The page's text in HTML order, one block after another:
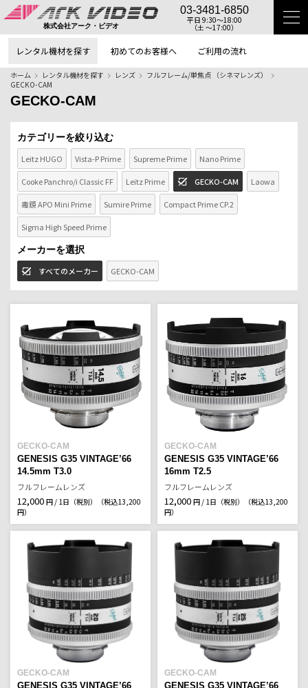
株式会社アーク・ビデオ
03-3481-6850
平日 9:30〜18:00
（土 〜17:00）
レンタル機材を探す 初めてのお客様へ ご利用の流れ
ホーム レンタル機材を探す レンズ
フルフレーム/単焦点 （シネマレンズ）
GECKO-CAM
GECKO-CAM
カテゴリーを絞り込む
Leitz HUGO
Vista-P Prime Supreme Prime Nano Prime
Cooke Panchro/i Classic FF Leitz Prime GECKO-CAM Laowa
毒鏡 APO Mini Prime Sumire Prime Compact Prime CP.2
Sigma High Speed Prime
メーカーを選択
すべてのメーカー
GECKO-CAM
GECKO-CAM
GENESIS G35 VINTAGE’66
14.5mm T3.0
フルフレームレンズ
12,000 円 / 1日（税別）
（税込13,200
円）
GECKO-CAM
GENESIS G35 VINTAGE’66
16mm T2.5
フルフレームレンズ
12,000 円 / 1日（税別）
（税込13,200
円）
GECKO-CAM
GENESIS G35 VINTAGE’66
GECKO-CAM
GENESIS G35 VINTAGE’66